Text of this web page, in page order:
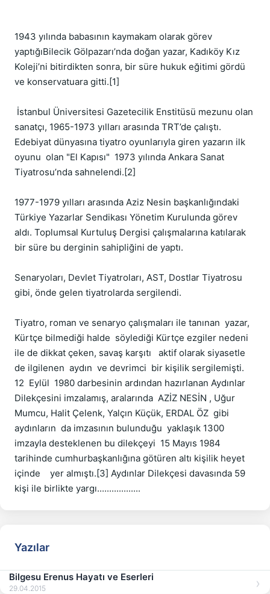
1943 yılında babasının kaymakam olarak görev
yaptığıBilecik Gölpazarı’nda doğan yazar, Kadıköy Kız
Koleji’ni bitirdikten sonra, bir süre hukuk eğitimi gördü
ve konservatuara gitti.[1]
sanatçı, 1965-1973 yılları arasında TRT’de çalıştı.
Edebiyat dünyasına tiyatro oyunlarıyla giren yazarın ilk
oyunu  olan "El Kapısı"  1973 yılında Ankara Sanat
Tiyatrosu’nda sahnelendi.[2]
1977-1979 yılları arasında Aziz Nesin başkanlığındaki
Türkiye Yazarlar Sendikası Yönetim Kurulunda görev
aldı. Toplumsal Kurtuluş Dergisi çalışmalarına katılarak
bir süre bu derginin sahipliğini de yaptı.
Senaryoları, Devlet Tiyatroları, AST, Dostlar Tiyatrosu
gibi, önde gelen tiyatrolarda sergilendi.
Tiyatro, roman ve senaryo çalışmaları ile tanınan  yazar,
Kürtçe bilmediği halde  söylediği Kürtçe ezgiler nedeni
ile de dikkat çeken, savaş karşıtı   aktif olarak siyasetle
de ilgilenen  aydın  ve devrimci  bir kişilik sergilemişti.
12  Eylül  1980 darbesinin ardından hazırlanan Aydınlar
Dilekçesini imzalamış, aralarında  AZİZ NESİN , Uğur
Mumcu, Halit Çelenk, Yalçın Küçük, ERDAL ÖZ  gibi
aydınların  da imzasının bulunduğu  yaklaşık 1300
imzayla desteklenen bu dilekçeyi  15 Mayıs 1984
tarihinde cumhurbaşkanlığına götüren altı kişilik heyet
içinde    yer almıştı.[3] Aydınlar Dilekçesi davasında 59
Yazılar
Bilgesu Erenus Hayatı ve Eserleri
29.04.2015